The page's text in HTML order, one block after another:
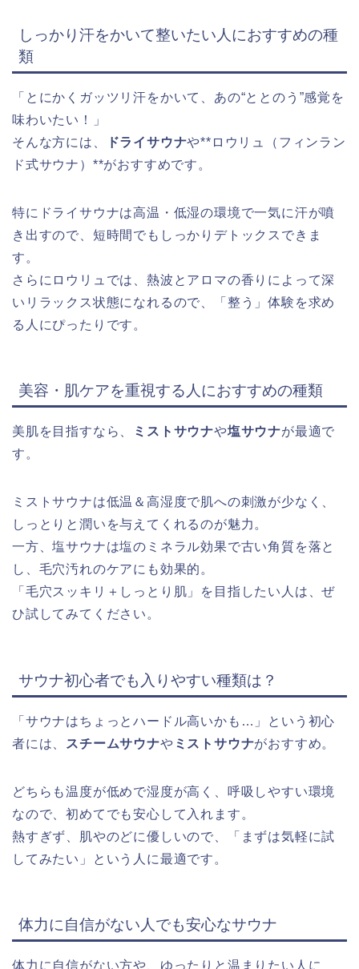
しっかり汗をかいて整いたい人におすすめの種
類
「とにかくガッツリ汗をかいて、あの“ととのう”感覚を
味わいたい！」
そんな方には、
ドライサウナや**ロウリュ（フィンラン
ド式サウナ）**がおすすめです。
特にドライサウナは高温・低湿の環境で一気に汗が噴
き出すので、短時間でもしっかりデトックスできま
す。
さらにロウリュでは、熱波とアロマの香りによって深
いリラックス状態になれるので、「整う」体験を求め
る人にぴったりです。
美容・肌ケアを重視する人におすすめの種類
美肌を目指すなら、 ミストサウナや塩サウナが最適で
す。
ミストサウナは低温＆高湿度で肌への刺激が少なく、
しっとりと潤いを与えてくれるのが魅力。
一方、塩サウナは塩のミネラル効果で古い角質を落と
し、毛穴汚れのケアにも効果的。
「毛穴スッキリ＋しっとり肌」を目指したい人は、ぜ
ひ試してみてください。
サウナ初心者でも入りやすい種類は？
「サウナはちょっとハードル高いかも…」という初心
者には、
スチームサウナや ミストサウナがおすすめ。
どちらも温度が低めで湿度が高く、呼吸しやすい環境
なので、初めてでも安心して入れます。
熱すぎず、肌やのどに優しいので、「まずは気軽に試
してみたい」という人に最適です。
体力に自信がない人でも安心なサウナ
体力に自信がない方や、ゆったりと温まりたい人に